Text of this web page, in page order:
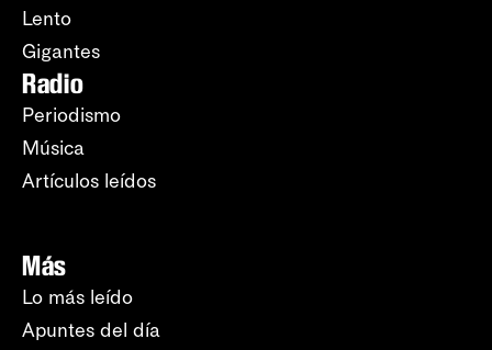
Lento
Gigantes
Radio
Periodismo
Música
Artículos leídos
Más
Lo más leído
Apuntes del día